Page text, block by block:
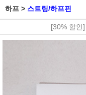
하프 > 스트링/하프핀
[30% 할인